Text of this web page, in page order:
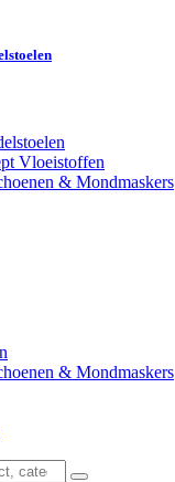
Vloeistoffen
& Mondmaskers
& Mondmaskers